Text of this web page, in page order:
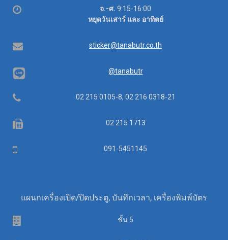
Office
จ.-ศ. 9:15-16:00
หยุดวันเสาร์ และ อาทิตย์
Email sticker@tanabutr.co.th
@tanabutr
Telephone 02 215 0105-8, 02 216 0318-21
Fax 02 215 1713
Mobile 091-5451145
แผนกเครื่องเปิด/ปิดประตู, บันทึกเวลา, เครื่องพิมพ์บัตร
ชั้น 5